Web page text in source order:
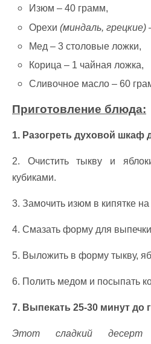
Изюм – 40 грамм,
Орехи (миндаль, грецкие)
Мед – 3 столовые ложки,
Корица – 1 чайная ложка,
Сливочное масло – 60
Приготовление блюда:
1. Разогреть духовой шкаф
2. Очистить тыкву и
кубиками.
3. Замочить изюм в кипятке на
4. Смазать форму для
5. Выложить в форму тыкву,
6. Полить медом и посыпать
7. Выпекать 25-30 минут до
Этот сладкий десерт